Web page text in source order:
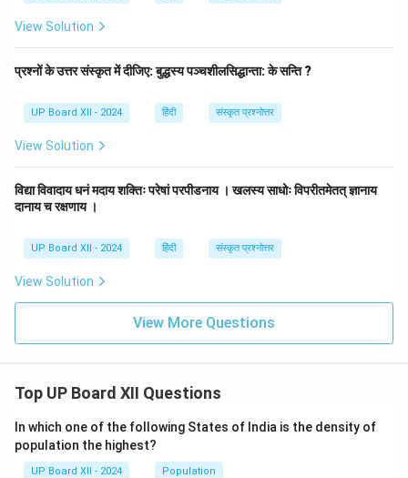
View Solution
प्रश्नों के उत्तर संस्कृत में दीजिए: बुद्धस्य पञ्चशीलसिद्धान्ता: के सन्ति ?
UP Board XII - 2024 हिंदी संस्कृत प्रश्नोत्तर
View Solution
विद्या विवादाय धनं मदाय शक्तिः परेषां परपीडनाय । खलस्य साधोः विपरीतमेतत् ज्ञानाय
दानाय च रक्षणाय ।
UP Board XII - 2024 हिंदी संस्कृत प्रश्नोत्तर
View Solution
View More Questions
Top UP Board XII Questions
In which one of the following States of India is the density of
population the highest?
UP Board XII - 2024 Population